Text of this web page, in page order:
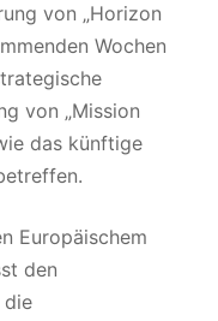
von „Horizon
Wochen
von „Mission
das künftige
Europäischem
den
die